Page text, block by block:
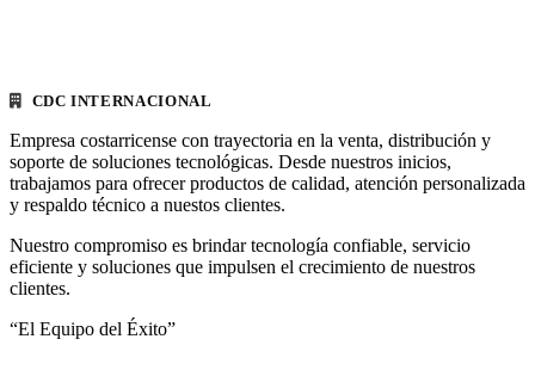
CDC INTERNACIONAL
Empresa costarricense con trayectoria en la venta, distribución y
soporte de soluciones tecnológicas. Desde nuestros inicios,
trabajamos para ofrecer productos de calidad, atención personalizada
y respaldo técnico a nuestos clientes.
Nuestro compromiso es brindar tecnología confiable, servicio
eficiente y soluciones que impulsen el crecimiento de nuestros
clientes.
“El Equipo del Éxito”